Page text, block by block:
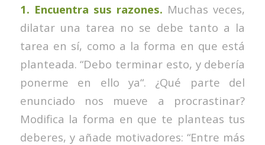
1. Encuentra sus razones. Muchas veces,
dilatar una tarea no se debe tanto a la
tarea en sí, como a la forma en que está
planteada. “Debo terminar esto, y debería
ponerme en ello ya“. ¿Qué parte del
enunciado nos mueve a procrastinar?
Modifica la forma en que te planteas tus
deberes, y añade motivadores: “Entre más